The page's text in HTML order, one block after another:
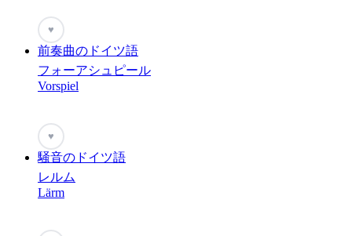
♥
前奏曲のドイツ語
フォーアシュピール
Vorspiel
♥
騒音のドイツ語
レルム
Lärm